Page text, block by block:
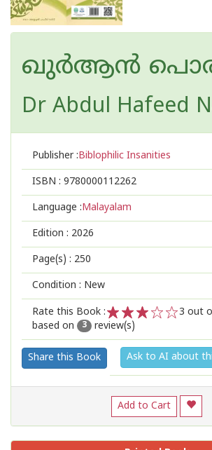
ഖുർആൻ
Dr Abdul Hafeed
Publisher :Biblophilic Insanities
ISBN : 9780000112262
Language :Malayalam
Edition : 2026
Page(s) : 250
Condition : New
Rate this Book :
2
1
3 out
based on
3 review(s)
Share this Book Ask to AI about
Add to Cart